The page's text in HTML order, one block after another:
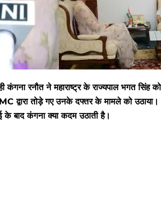
कंगना रनौत ने महाराष्ट्र के राज्यपाल भगत सिंह
द्वारा तोड़े गए उनके दफ्तर के मामले को उठाया।
के बाद कंगना क्या कदम उठाती है।